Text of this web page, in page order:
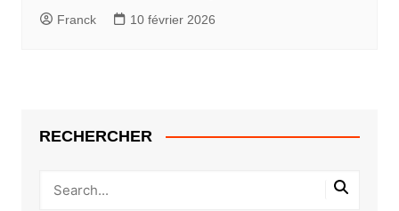
Franck 10 février 2026
RECHERCHER